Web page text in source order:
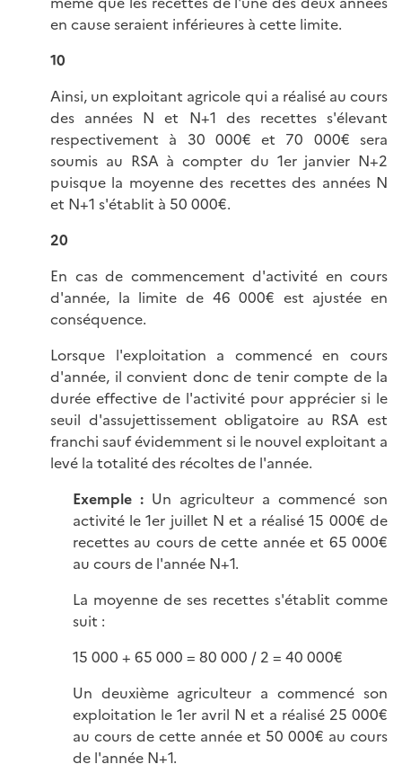
en cause seraient inférieures à cette limite.
10
Ainsi, un exploitant agricole qui a réalisé au cours
des années N et N+1 des recettes s'élevant
respectivement à 30 000€ et 70 000€ sera
soumis au RSA à compter du 1er janvier N+2
puisque la moyenne des recettes des années N
et N+1 s'établit à 50 000€.
20
En cas de commencement d'activité en cours
d'année, la limite de 46 000€ est ajustée en
conséquence.
Lorsque l'exploitation a commencé en cours
d'année, il convient donc de tenir compte de la
durée effective de l'activité pour apprécier si le
seuil d'assujettissement obligatoire au RSA est
franchi sauf évidemment si le nouvel exploitant a
levé la totalité des récoltes de l'année.
Exemple : Un agriculteur a commencé son
activité le 1er juillet N et a réalisé 15 000€ de
recettes au cours de cette année et 65 000€
au cours de l'année N+1.
La moyenne de ses recettes s'établit comme
suit :
15 000 + 65 000 = 80 000 / 2 = 40 000€
Un deuxième agriculteur a commencé son
exploitation le 1er avril N et a réalisé 25 000€
au cours de cette année et 50 000€ au cours
de l'année N+1.